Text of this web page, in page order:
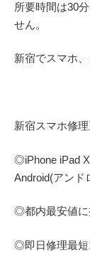
所要時間は30
せん。
新宿でスマホ
新宿スマホ修
◎iPhone iPad
Android(アンド
◎都内最安値に
◎即日修理最短